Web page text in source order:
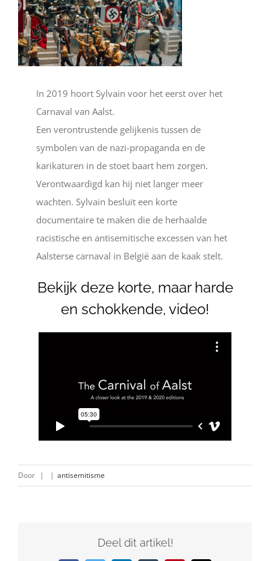
In 2019 hoort Sylvain voor het eerst over het
Carnaval van Aalst.
Een verontrustende gelijkenis tussen de
symbolen van de nazi-propaganda en de
karikaturen in de stoet baart hem zorgen.
Verontwaardigd kan hij niet langer meer
wachten. Sylvain besluit een korte
documentaire te maken die de herhaalde
racistische en antisemitische excessen van het
Aalsterse carnaval in België aan de kaak stelt.
Bekijk deze korte, maar harde
en schokkende, video!
Door | | antisemitisme
Deel dit artikel!